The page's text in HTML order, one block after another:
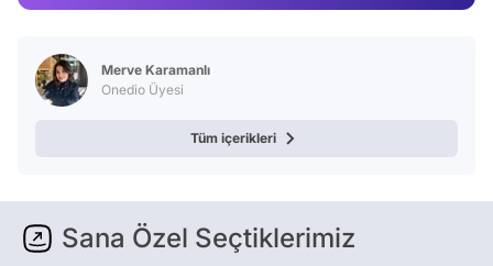
Merve Karamanlı
Onedio Üyesi
Tüm içerikleri
Sana Özel Seçtiklerimiz